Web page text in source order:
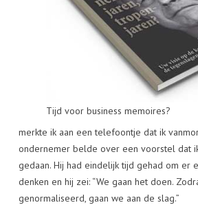
Tijd voor business memoires?
merkte ik aan een telefoontje dat ik
ondernemer belde over een voorstel dat
gedaan. Hij had eindelijk tijd gehad om er
denken en hij zei: “We gaan het doen.
genormaliseerd, gaan we aan de slag.”